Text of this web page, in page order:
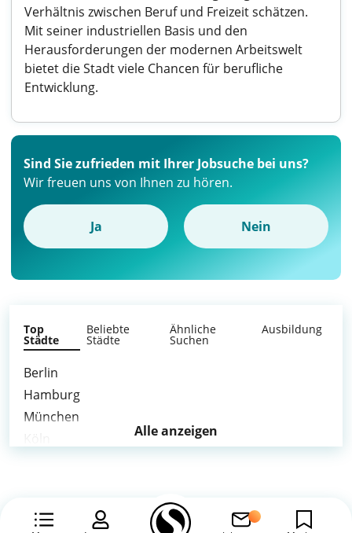
Verhältnis zwischen Beruf und Freizeit schätzen.
Mit seiner industriellen Basis und den
Herausforderungen der modernen Arbeitswelt
bietet die Stadt viele Chancen für berufliche
Entwicklung.
Sind Sie zufrieden mit Ihrer Jobsuche bei uns?
Wir freuen uns von Ihnen zu hören.
Ja Nein
Top
Städte
Beliebte
Städte
Ähnliche
Suchen
Ausbildung
Berlin
Hamburg
München
Leipzig
Alle anzeigen